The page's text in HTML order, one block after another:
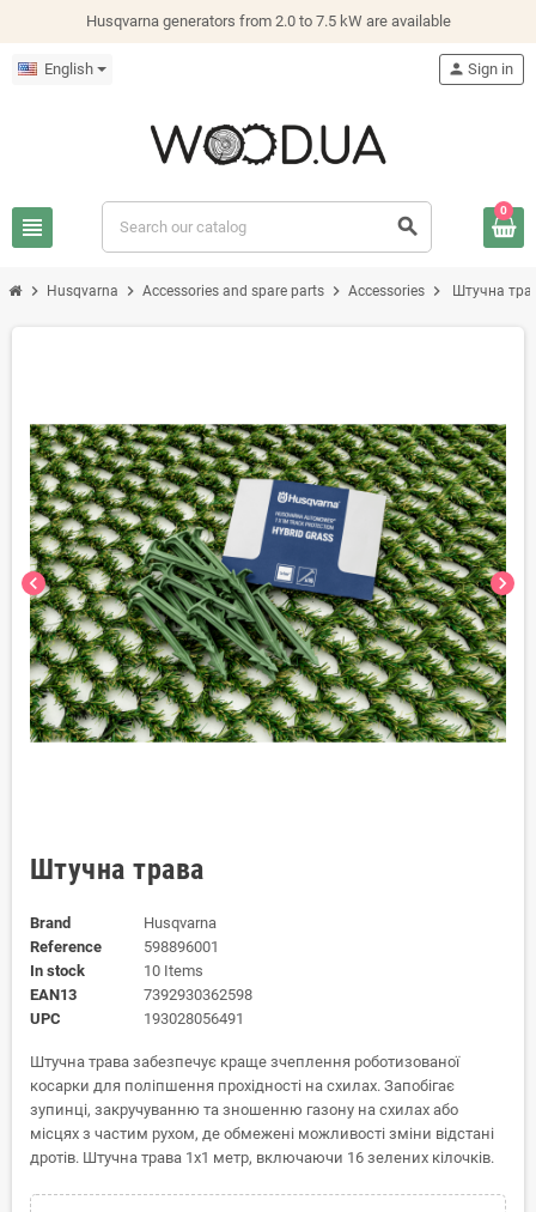
Husqvarna generators from 2.0 to 7.5 kW are available
English
view_headline search
person Sign in
0
chevron_right Husqvarna chevron_right Accessories and spare parts chevron_right Accessories chevron_right Штучна
chevron_left chevron_right
Штучна трава
Brand
Husqvarna
Reference
598896001
In stock
10 Items
EAN13
7392930362598
UPC
193028056491
Штучна трава забезпечує краще зчеплення роботизованої
косарки для поліпшення прохідності на схилах. Запобігає
зупинці, закручуванню та зношенню газону на схилах або
місцях з частим рухом, де обмежені можливості зміни відстані
дротів. Штучна трава 1х1 метр, включаючи 16 зелених кілочків.